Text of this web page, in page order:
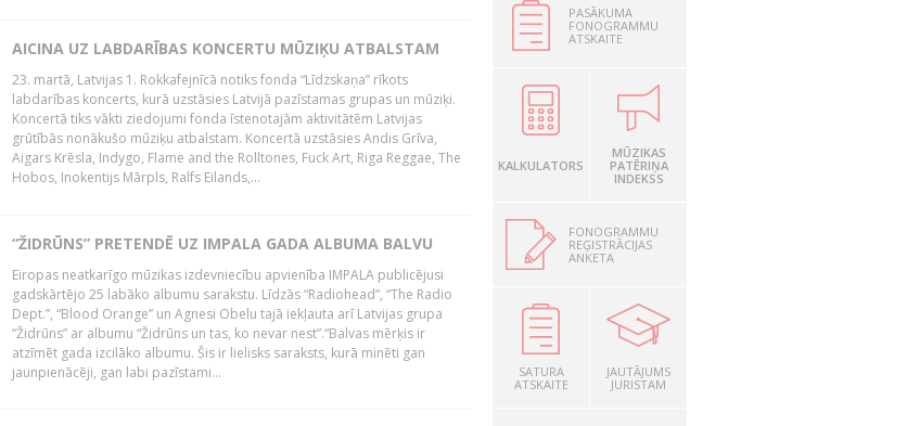
AICINA UZ LABDARĪBAS KONCERTU MŪZIĶU ATBALSTAM
23. martā, Latvijas 1. Rokkafejnīcā notiks fonda “Līdzskaņa” rīkots
labdarības koncerts, kurā uzstāsies Latvijā pazīstamas grupas un mūziķi.
Koncertā tiks vākti ziedojumi fonda īstenotajām aktivitātēm Latvijas
grūtībās nonākušo mūziķu atbalstam. Koncertā uzstāsies Andis Grīva,
Aigars Krēsla, Indygo, Flame and the Rolltones, Fuck Art, Riga Reggae, The
Hobos, Inokentijs Mārpls, Ralfs Eilands,...
“ŽIDRŪNS” PRETENDĒ UZ IMPALA GADA ALBUMA BALVU
Eiropas neatkarīgo mūzikas izdevniecību apvienība IMPALA publicējusi
gadskārtējo 25 labāko albumu sarakstu. Līdzās “Radiohead”, “The Radio
Dept.”, “Blood Orange” un Agnesi Obelu tajā iekļauta arī Latvijas grupa
“Židrūns” ar albumu “Židrūns un tas, ko nevar nest”.“Balvas mērķis ir
atzīmēt gada izcilāko albumu. Šis ir lielisks saraksts, kurā minēti gan
jaunpienācēji, gan labi pazīstami...
PASĀKUMA
FONOGRAMMU
ATSKAITE
KALKULATORS
MŪZIKAS
PATĒRIŅA
INDEKSS
FONOGRAMMU
REĢISTRĀCIJAS
ANKETA
SATURA
ATSKAITE
JAUTĀJUMS
JURISTAM